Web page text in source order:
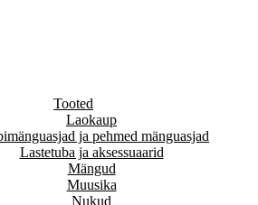
Tooted
Laokaup
ja pehmed mänguasjad
Lastetuba ja aksessuaarid
Mängud
Muusika
Nukud